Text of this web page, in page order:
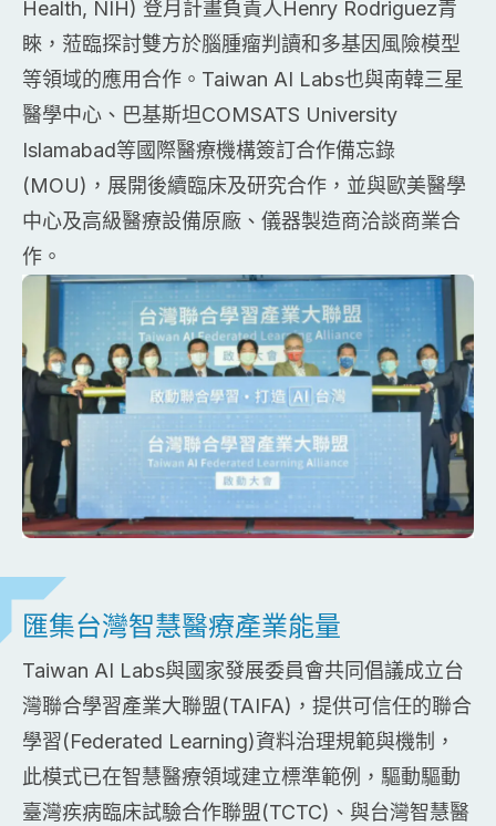
Health, NIH) 登月計畫負責人Henry Rodriguez青
睞，蒞臨探討雙方於腦腫瘤判讀和多基因風險模型
等領域的應用合作。Taiwan AI Labs也與南韓三星
醫學中心、巴基斯坦COMSATS University
Islamabad等國際醫療機構簽訂合作備忘錄
(MOU)，展開後續臨床及研究合作，並與歐美醫學
中心及高級醫療設備原廠、儀器製造商洽談商業合
作。
匯集台灣智慧醫療產業能量
Taiwan AI Labs與國家發展委員會共同倡議成立台
灣聯合學習產業大聯盟(TAIFA)，提供可信任的聯合
學習(Federated Learning)資料治理規範與機制，
此模式已在智慧醫療領域建立標準範例，驅動驅動
臺灣疾病臨床試驗合作聯盟(TCTC)、與台灣智慧醫